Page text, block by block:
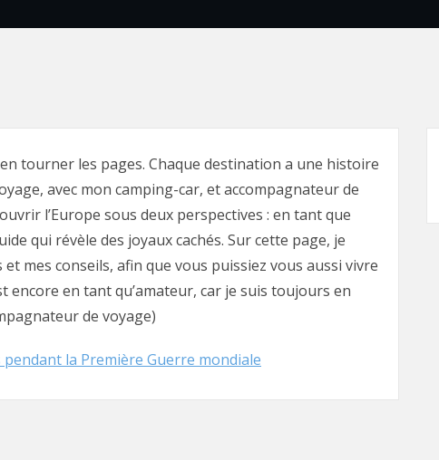
tourner les pages. Chaque destination a une histoire
avec mon camping-car, et accompagnateur de
l’Europe sous deux perspectives : en tant que
qui révèle des joyaux cachés. Sur cette page, je
mes conseils, afin que vous puissiez vous aussi vivre
encore en tant qu’amateur, car je suis toujours en
de voyage)
la Première Guerre mondiale